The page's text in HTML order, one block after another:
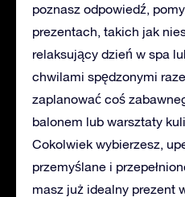
poznasz odpowiedź,
prezentach, takich jak
relaksujący dzień w spa
chwilami spędzonymi
zaplanować coś
balonem lub warsztaty
Cokolwiek wybierzesz,
przemyślane i
masz już idealny prezent